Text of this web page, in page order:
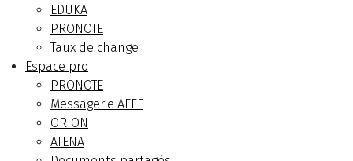
EDUKA
PRONOTE
Taux de change
Espace pro
PRONOTE
Messagerie AEFE
ORION
ATENA